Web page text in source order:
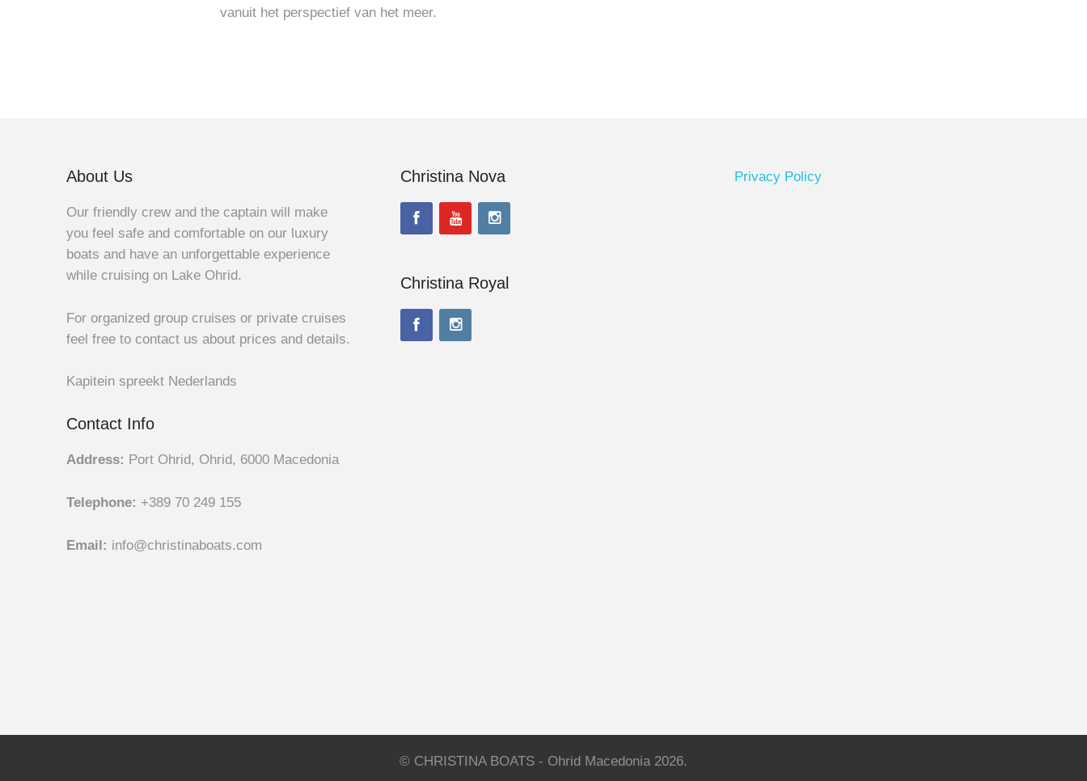
vanuit het perspectief van het meer.
About Us
Our friendly crew and the captain will make
you feel safe and comfortable on our luxury
boats and have an unforgettable experience
while cruising on Lake Ohrid.
For organized group cruises or private cruises
feel free to contact us about prices and details.
Kapitein spreekt Nederlands
Contact Info
Address: Port Ohrid, Ohrid, 6000 Macedonia
Telephone: +389 70 249 155
Email: info@christinaboats.com
Christina Nova
Christina Royal
Privacy Policy
© CHRISTINA BOATS - Ohrid Macedonia 2026.